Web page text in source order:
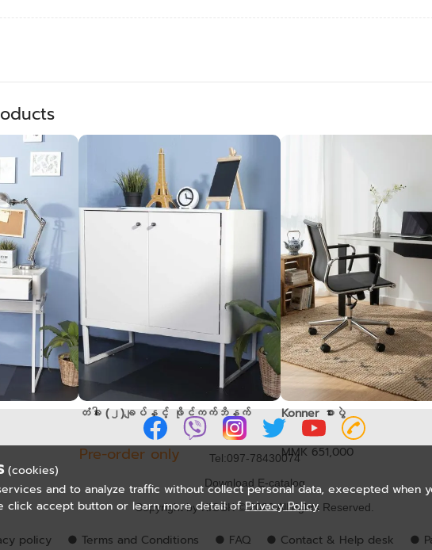
တံခါး (၂)ချပ်နှင့် ဖိုင်ကက်ဘိနက်
Pre-order only
Konner စားပွဲ
MMK 651,000
Tel:097-78430074
Download E-catalog
Copyright by KIOSK © 2020 All rights Reserved.
policy ● Terms and Conditions ● FAQ ● Contact & Help desk ●
(cookies)
and to analyze traffic without collect personal data, execepted when
click accept button or learn more detail of Privacy Policy